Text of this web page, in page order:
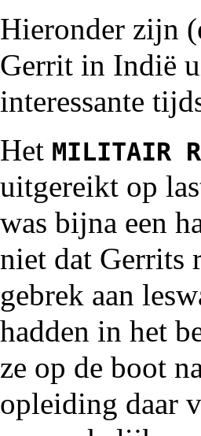
Hieronder zijn
Gerrit in Indië
interessante
Het MILITAIR
uitgereikt op
was bijna een
niet dat Gerrits
gebrek aan
hadden in het
ze op de boot
opleiding daar